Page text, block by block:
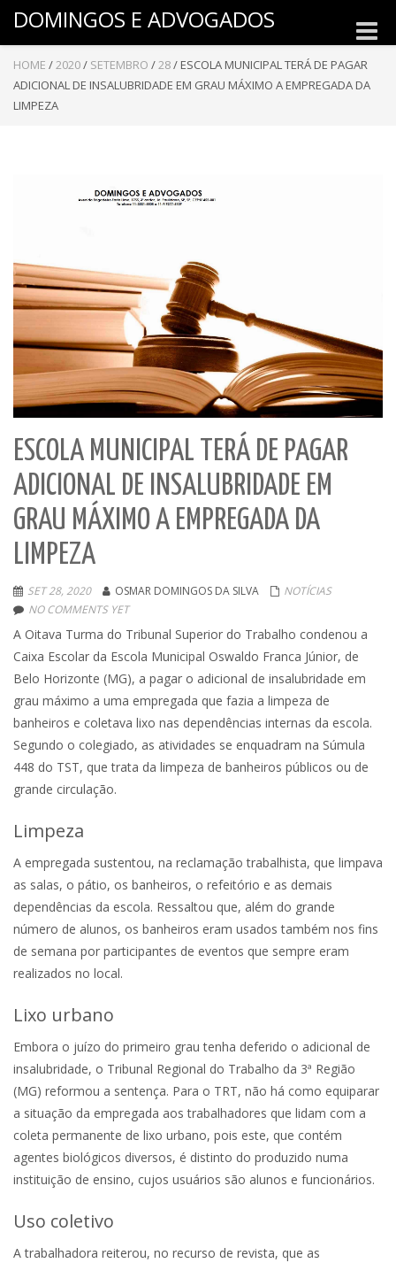
DOMINGOS E ADVOGADOS
Toggle
HOME /2020/ SETEMBRO /28/ ESCOLA MUNICIPAL TERÁ DE PAGAR
ADICIONAL DE INSALUBRIDADE EM GRAU MÁXIMO A EMPREGADA DA
LIMPEZA
ESCOLA MUNICIPAL TERÁ DE PAGAR
ADICIONAL DE INSALUBRIDADE EM
GRAU MÁXIMO A EMPREGADA DA
LIMPEZA
SET 28, 2020 OSMAR DOMINGOS DA SILVA
NOTÍCIAS
NO COMMENTS YET
A Oitava Turma do Tribunal Superior do Trabalho condenou a
Caixa Escolar da Escola Municipal Oswaldo Franca Júnior, de
Belo Horizonte (MG), a pagar o adicional de insalubridade em
grau máximo a uma empregada que fazia a limpeza de
banheiros e coletava lixo nas dependências internas da escola.
Segundo o colegiado, as atividades se enquadram na Súmula
448 do TST, que trata da limpeza de banheiros públicos ou de
grande circulação.
Limpeza
A empregada sustentou, na reclamação trabalhista, que limpava
as salas, o pátio, os banheiros, o refeitório e as demais
dependências da escola. Ressaltou que, além do grande
número de alunos, os banheiros eram usados também nos fins
de semana por participantes de eventos que sempre eram
realizados no local.
Lixo urbano
Embora o juízo do primeiro grau tenha deferido o adicional de
insalubridade, o Tribunal Regional do Trabalho da 3ª Região
(MG) reformou a sentença. Para o TRT, não há como equiparar
a situação da empregada aos trabalhadores que lidam com a
coleta permanente de lixo urbano, pois este, que contém
agentes biológicos diversos, é distinto do produzido numa
instituição de ensino, cujos usuários são alunos e funcionários.
Uso coletivo
A trabalhadora reiterou, no recurso de revista, que as